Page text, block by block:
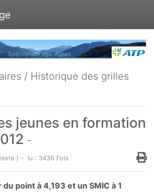
/ Historique des grilles
jeunes en formation
-
) - lu : 3436 Fois
point à 4,193 et un SMIC à 1